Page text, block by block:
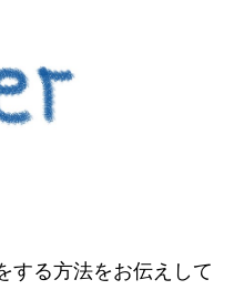
する方法をお伝えして